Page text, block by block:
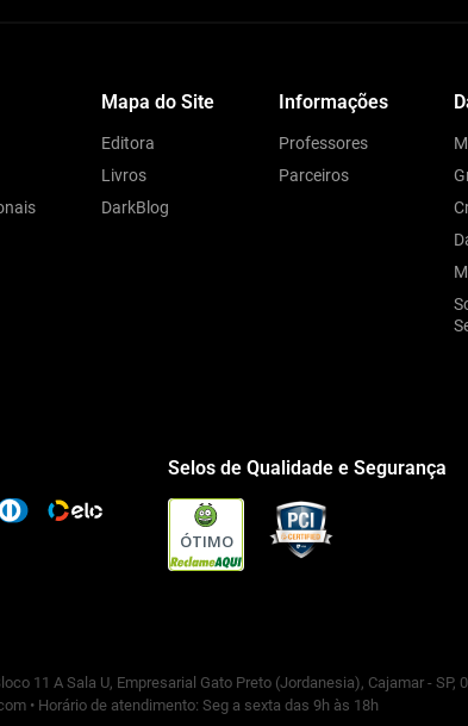
Mapa do Site
Editora
Livros
DarkBlog
Informações
Professores
Parceiros
Selos de Qualidade e Segurança
ÓTIMO
11 A Sala U, Empresarial Gato Preto (Jordanesia), Cajamar - SP,
• Horário de atendimento: Seg a sexta das 9h às 18h